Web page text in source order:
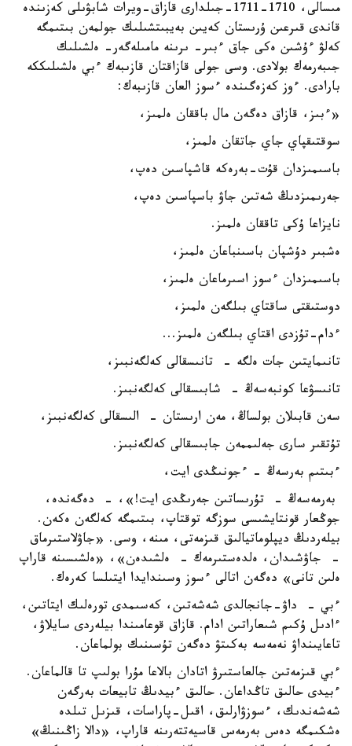
مىسالى، 1710-1711-جىلدارى قازاق-ويرات شابۋىلى كەزىندە
قاندى قىرعىن ۇرىستان كەيىن بەيبىتشىلىك جولمەن بىتىمگە
كەلۋ ءۇشىن ەكى جاق ءبىر- ىرىنە مامىلەگەر- ەلشىلىك
جىبەرمەك بولادى. وسى جولى قازاقتان قازىبەك ءبي ەلشىلىككە
بارادى. ءوز كەزەگىندە ءسوز العان قازىبەك:
«ءبىز، قازاق دەگەن مال باققان ەلمىز،
سوقتىقپاي جاي جاتقان ەلمىز،
باسىمىزدان قۇت-بەرەكە قاشپاسىن دەپ،
جەرىمىزدىڭ شەتىن جاۋ باسپاسىن دەپ،
نايزاعا ۇكى تاققان ەلمىز.
ەشبىر دۇشپان باسىنباعان ەلمىز،
باسىمىزدان ءسوز اسىرماعان ەلمىز،
دوستىقتى ساقتاي بىلگەن ەلمىز،
ءدام-تۇزدى اقتاي بىلگەن ەلمىز...
تانىمايتىن جات ەلگە - تانىسقالى كەلگەنبىز،
تانىسۋعا كونبەسەڭ - شابىسقالى كەلگەنبىز.
سەن قابىلان بولساڭ، مەن ارىستان - الىسقالى كەلگەنبىز،
تۇتقىر سارى جەلىممەن جابىسقالى كەلگەنبىز.
ءبىتىم بەرسەڭ - ءجونىڭدى ايت،
بەرمەسەڭ - تۇرىساتىن جەرىڭدى ايت!»، - دەگەندە،
جوڭعار قونتايشىسى سوزگە توقتاپ، بىتىمگە كەلگەن ەكەن.
بيلەردىڭ ديپلوماتيالىق قىزمەتى، مىنە، وسى. «جاۋلاستىرماق
- جاۋشىدان، ەلدەستىرمەك - ەلشىدەن»، «ەلشىسىنە قاراپ
ەلىن تانى» دەگەن اتالى ءسوز وسىندايدا ايتىلسا كەرەك.
ءبي - داۋ-جانجالدى شەشەتىن، كەسىمدى تورەلىك ايتاتىن،
ءادىل ۇكىم شىعاراتىن ادام. قازاق قوعامىندا بيلەردى سايلاۋ،
تاعايىنداۋ نەمەسە بەكىتۋ دەگەن تۇسىنىك بولماعان.
ءبي قىزمەتىن جالعاستىرۋ اتادان بالاعا مۇرا بولىپ تا قالماعان.
ءبيدى حالىق تاڭداعان. حالىق ءبيدىڭ تابيعات بەرگەن
شەشەندىك، ءسوزۋارلىق، اقىل-پاراسات، قىزىل تىلدە
ەشكىمگە دەس بەرمەس قاسيەتتەرىنە قاراپ، «دالا زاڭىنىڭ»